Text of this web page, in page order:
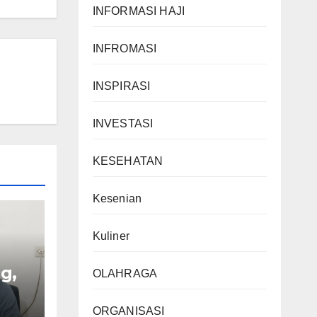
INFORMASI HAJI
INFROMASI
INSPIRASI
INVESTASI
KESEHATAN
Kesenian
Kuliner
OLAHRAGA
ORGANISASI